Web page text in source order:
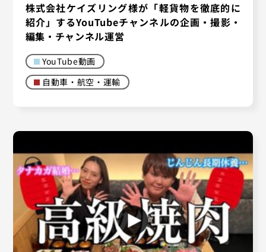
株式会社ケイズリング様が「軽貨物を徹底的に
紹介」するYouTubeチャンネルの企画・撮影・
編集・チャンネル運営
YouTube動画
自動車・航空・運輸